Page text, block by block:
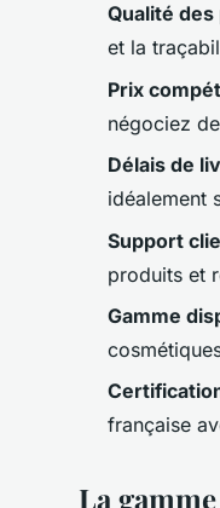
Qualité
et la
Prix
négociez
Délais de
idéalement
Support
produits et
Gamme
française
La